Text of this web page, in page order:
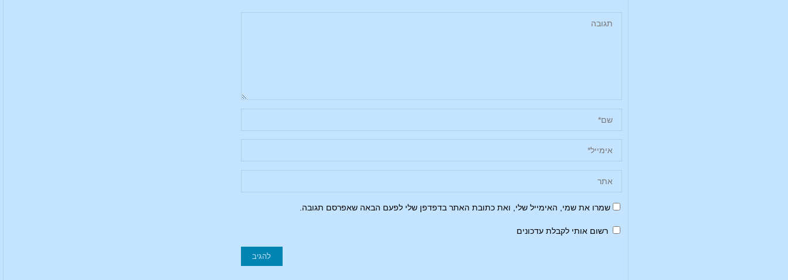
שמרו את שמי, האימייל שלי, ואת כתובת האתר בדפדפן שלי לפעם הבאה שאפרסם תגובה.
רשום אותי לקבלת עדכונים